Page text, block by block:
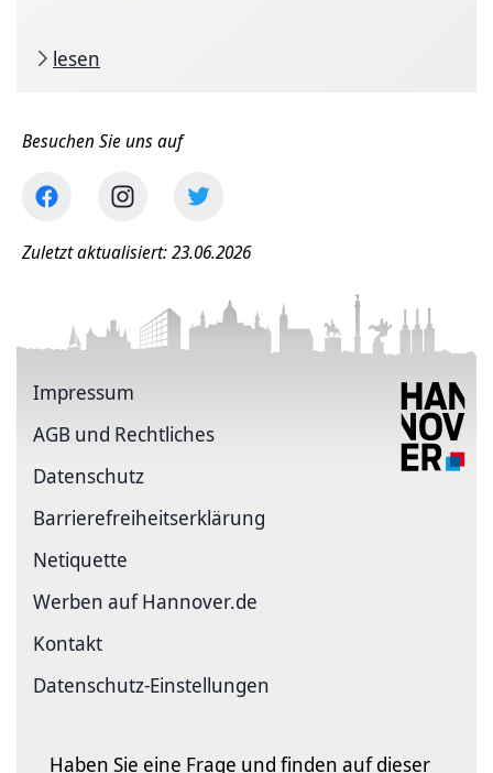
lesen
Besuchen Sie uns auf
Zuletzt aktualisiert: 23.06.2026
Impressum
AGB und Rechtliches
Datenschutz
Barriere­freiheits­erklärung
Netiquette
Werben auf Hannover.de
Kontakt
Datenschutz-Einstellungen
Haben Sie eine Frage und finden auf dieser